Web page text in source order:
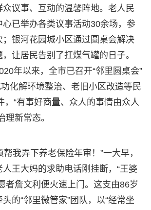
众议事、互动的温馨阵地。老人民
心已举办各类议事活动30余场，参
；银河花园城小区通过圆桌会解决
让居民告别了扛煤气罐的日子。
年以来，全市已召开“邻里圆桌会”
化解环境整治、老旧小区改造等民
，“有事好商量、众人的事情由众人
理新常态。
帮我弄下养老保险年审！”一大早，
王大妈的求助电话刚挂断，“王婆
者詹文利便火速上门。这支由86岁
的“邻里微管家”团队，以“经常坐